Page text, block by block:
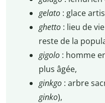
gelato : glace
ghetto : lieu de
reste de la
gigolo : homme
plus âgée,
ginkgo : arbre
ginko),